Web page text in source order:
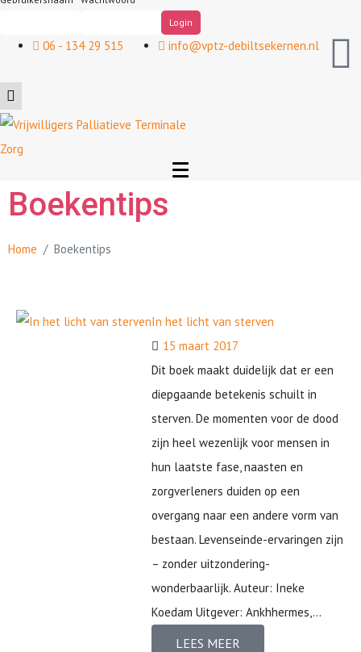
06 - 134 29 515 info@vptz-debiltsekernen.nl
Boekentips
Home Boekentips
In het licht van sterven
15 maart 2017
Dit boek maakt duidelijk dat er een
diepgaande betekenis schuilt in
sterven. De momenten voor de dood
zijn heel wezenlijk voor mensen in
hun laatste fase, naasten en
zorgverleners duiden op een
overgang naar een andere vorm van
bestaan. Levenseinde-ervaringen zijn
– zonder uitzondering-
wonderbaarlijk. Auteur: Ineke
Koedam Uitgever: Ankhhermes,...
LEES MEER